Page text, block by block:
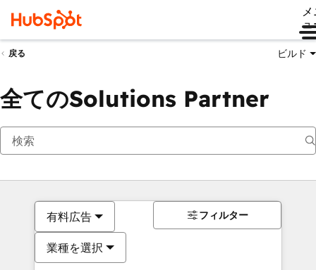
ュ
戻る ビルド
全てのSolutions Partner
有料広告
業種を選択
フィルター